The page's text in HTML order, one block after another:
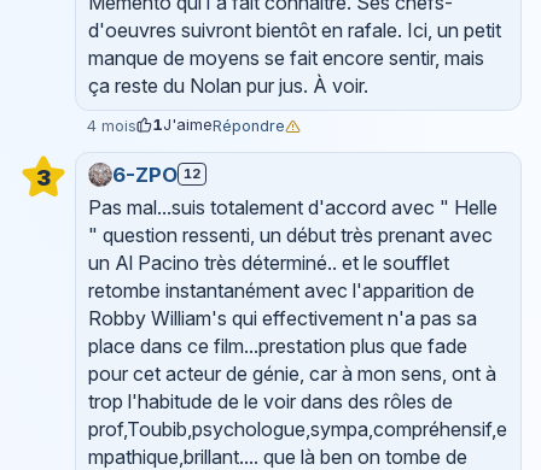
d'oeuvres suivront bientôt en rafale. Ici, un petit
manque de moyens se fait encore sentir, mais
ça reste du Nolan pur jus. À voir.
4 mois 1J'aimeRépondre
3 6-ZPO 12
Pas mal...suis totalement d'accord avec " Helle
" question ressenti, un début très prenant avec
un Al Pacino très déterminé.. et le soufflet
retombe instantanément avec l'apparition de
Robby William's qui effectivement n'a pas sa
place dans ce film...prestation plus que fade
pour cet acteur de génie, car à mon sens, ont à
trop l'habitude de le voir dans des rôles de
prof,Toubib,psychologue,sympa,compréhensif,e
mpathique,brillant.... que là ben on tombe de